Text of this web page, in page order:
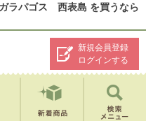
ラパゴス 西表島 を買うなら
新規会員登録
ログインする